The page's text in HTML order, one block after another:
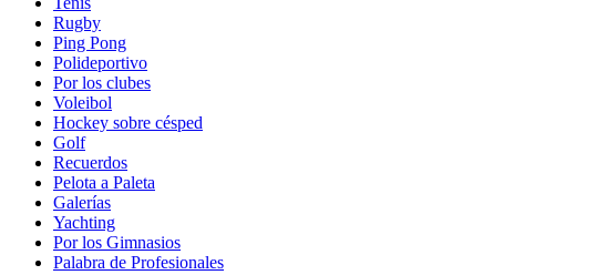
Rugby
Ping Pong
Polideportivo
Por los clubes
Voleibol
Hockey sobre césped
Golf
Recuerdos
Pelota a Paleta
Galerías
Yachting
Por los Gimnasios
Palabra de Profesionales